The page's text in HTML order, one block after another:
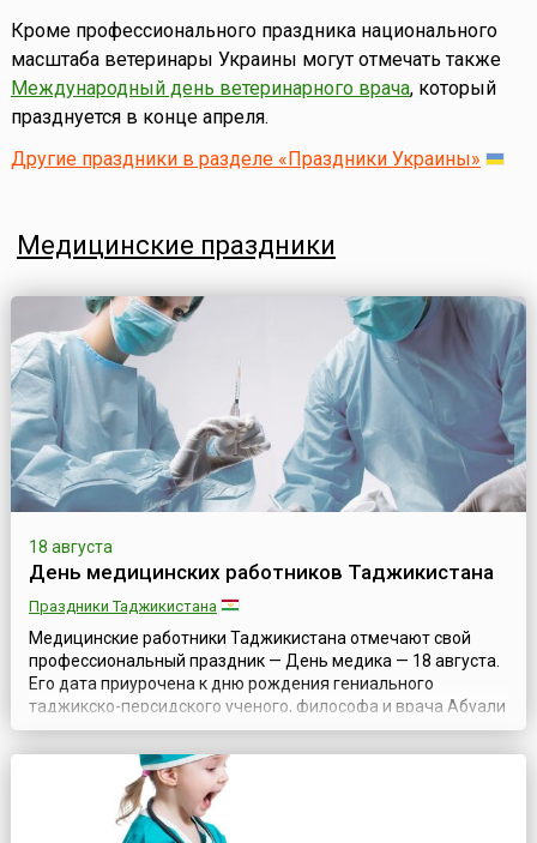
Кроме профессионального праздника национального
масштаба ветеринары Украины могут отмечать также
Международный день ветеринарного врача, который
празднуется в конце апреля.
Другие праздники в разделе «Праздники Украины»
Медицинские праздники
18 августа
День медицинских работников Таджикистана
Праздники Таджикистана
Медицинские работники Таджикистана отмечают свой
профессиональный праздник — День медика — 18 августа.
Его дата приурочена к дню рождения гениального
таджикско-персидского ученого, философа и врача Абуали
ибн Сино, более известного как Авиценна (ок. 980–1037).
Праздник установили по инициативе медицинских
коллективов и Совета Федерации профсоюзов
Таджикистана, а в 1995 году парламент Республик...